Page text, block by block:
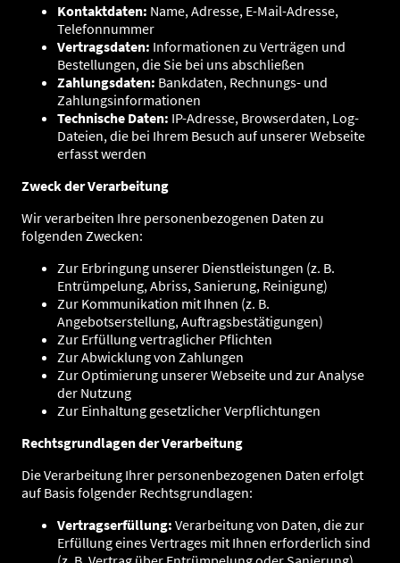
Kontaktdaten: Name, Adresse, E-Mail-Adresse,
Telefonnummer
Vertragsdaten: Informationen zu Verträgen und
Bestellungen, die Sie bei uns abschließen
Zahlungsdaten: Bankdaten, Rechnungs- und
Zahlungsinformationen
Technische Daten: IP-Adresse, Browserdaten, Log-
Dateien, die bei Ihrem Besuch auf unserer Webseite
erfasst werden
Zweck der Verarbeitung
Wir verarbeiten Ihre personenbezogenen Daten zu
folgenden Zwecken:
Zur Erbringung unserer Dienstleistungen (z. B.
Entrümpelung, Abriss, Sanierung, Reinigung)
Zur Kommunikation mit Ihnen (z. B.
Angebotserstellung, Auftragsbestätigungen)
Zur Erfüllung vertraglicher Pflichten
Zur Abwicklung von Zahlungen
Zur Optimierung unserer Webseite und zur Analyse
der Nutzung
Zur Einhaltung gesetzlicher Verpflichtungen
Rechtsgrundlagen der Verarbeitung
Die Verarbeitung Ihrer personenbezogenen Daten erfolgt
auf Basis folgender Rechtsgrundlagen:
Vertragserfüllung: Verarbeitung von Daten, die zur
Erfüllung eines Vertrages mit Ihnen erforderlich sind